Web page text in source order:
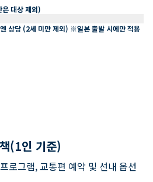
대상 제외)
상당 (2세 미만 제외) ※일본 출발 시에만 적용
(1인 기준)
로그램, 교통편 예약 및 선내 옵션